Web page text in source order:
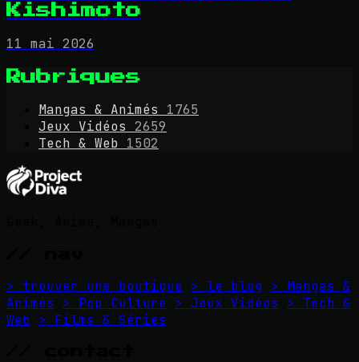
Kishimoto
11 mai 2026
Rubriques
Mangas & Animés
1765
Jeux Vidéos
2659
Tech & Web 1502
> trouver une boutique > le blog > Mangas &
Animés
> Pop Culture > Jeux Vidéos
> Tech &
Web > Films & Séries